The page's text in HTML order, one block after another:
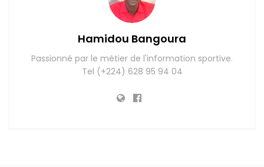
Hamidou Bangoura
Passionné par le métier de l'information sportive.
Tel (+224) 628 95 94 04